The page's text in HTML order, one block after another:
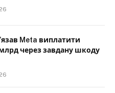
Meta виплатити
через завдану шкоду